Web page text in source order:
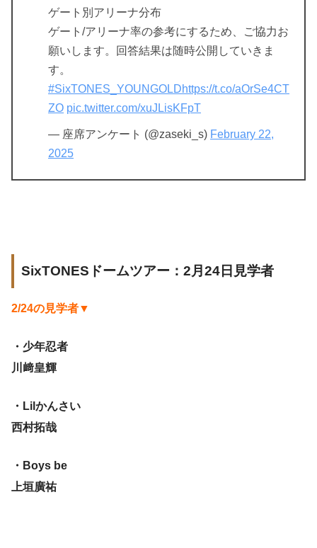
ゲート別アリーナ分布
ゲート/アリーナ率の参考にするため、ご協力お
願いします。回答結果は随時公開していきま
す。
#SixTONES_YOUNGOLDhttps://t.co/aOrSe4CT
ZO pic.twitter.com/xuJLisKFpT
— 座席アンケート (@zaseki_s) February 22,
2025
SixTONESドームツアー：2月24日見学者
2/24の見学者▼
・少年忍者
川﨑皇輝
・Lilかんさい
西村拓哉
・Boys be
上垣廣祐